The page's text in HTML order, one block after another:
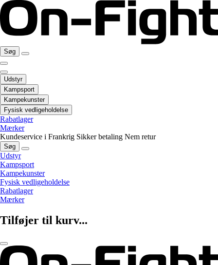
Søg
Udstyr
Kampsport
Kampekunster
Fysisk vedligeholdelse
Rabatlager
Mærker
Kundeservice i Frankrig Sikker betaling Nem retur
Søg
Udstyr
Kampsport
Kampekunster
Fysisk vedligeholdelse
Rabatlager
Mærker
Tilføjer til kurv...